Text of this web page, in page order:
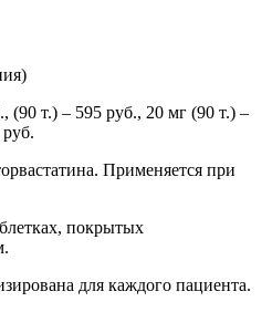
(90 т.) – 595 руб., 20 мг (90 т.) –
Применяется при
покрытых
для каждого пациента.